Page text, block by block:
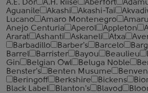
A.E. Dor
A.H. Riise Aberfort
Aguanile
Akashi Akashi-Tai
Lucano
Amaro Montenegro
Anejo Centuria
Aperol Appleton
Ararat
Ashanti Askaneli Atxa
Barbadillo
Barber's Barcelo
Barrel
Barrister Bayou Beaulieu
Gin
Belgian Owl Beluga Noble
Benster's
Benten Musume
Beringoff
Berkshire Bickens
Black Label
Blanton's Blavod